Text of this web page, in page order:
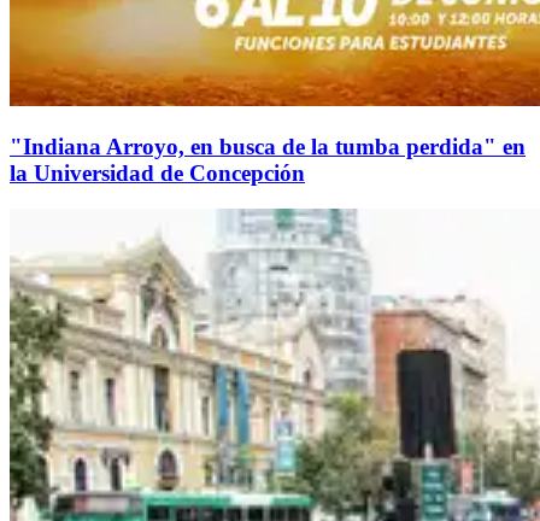
"Indiana Arroyo, en busca de la tumba perdida" en
la Universidad de Concepción